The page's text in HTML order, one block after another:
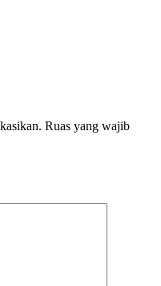
Ruas yang wajib